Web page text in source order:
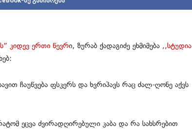
კიდევ ერთი წევრი, ზურაბ ქადაგიძე ეხმიმება ,,სტუდია
ჩაუწვება ფსკერს და ხვრიპავს რაც ძალ-ღონე აქვს
ეცვა ძვირადღირებული კაბა და რა სახსრებით